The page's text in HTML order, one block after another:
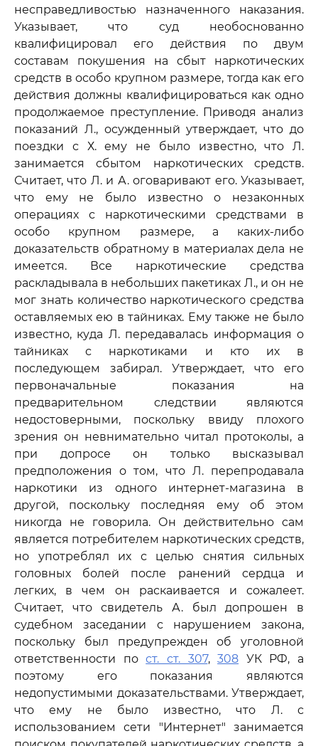
несправедливостью назначенного наказания.
Указывает, что суд необоснованно
квалифицировал его действия по двум
составам покушения на сбыт наркотических
средств в особо крупном размере, тогда как его
действия должны квалифицироваться как одно
продолжаемое преступление. Приводя анализ
показаний Л., осужденный утверждает, что до
поездки с Х. ему не было известно, что Л.
занимается сбытом наркотических средств.
Считает, что Л. и А. оговаривают его. Указывает,
что ему не было известно о незаконных
операциях с наркотическими средствами в
особо крупном размере, а каких-либо
доказательств обратному в материалах дела не
имеется. Все наркотические средства
раскладывала в небольших пакетиках Л., и он не
мог знать количество наркотического средства
оставляемых ею в тайниках. Ему также не было
известно, куда Л. передавалась информация о
тайниках с наркотиками и кто их в
последующем забирал. Утверждает, что его
первоначальные показания на
предварительном следствии являются
недостоверными, поскольку ввиду плохого
зрения он невнимательно читал протоколы, а
при допросе он только высказывал
предположения о том, что Л. перепродавала
наркотики из одного интернет-магазина в
другой, поскольку последняя ему об этом
никогда не говорила. Он действительно сам
является потребителем наркотических средств,
но употреблял их с целью снятия сильных
головных болей после ранений сердца и
легких, в чем он раскаивается и сожалеет.
Считает, что свидетель А. был допрошен в
судебном заседании с нарушением закона,
поскольку был предупрежден об уголовной
ответственности пост. ст. 307,308 УК РФ, а
поэтому его показания являются
недопустимыми доказательствами. Утверждает,
что ему не было известно, что Л. с
использованием сети "Интернет" занимается